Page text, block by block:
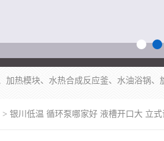
> 银川低温 循环泵哪家好 液槽开口大 立式